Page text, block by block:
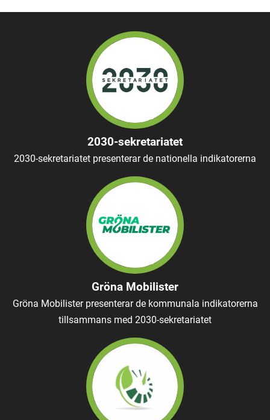
2030-sekretariatet
2030-sekretariatet presenterar de nationella indikatorerna
Gröna Mobilister
Gröna Mobilister presenterar de kommunala indikatorerna
tillsammans med 2030-sekretariatet